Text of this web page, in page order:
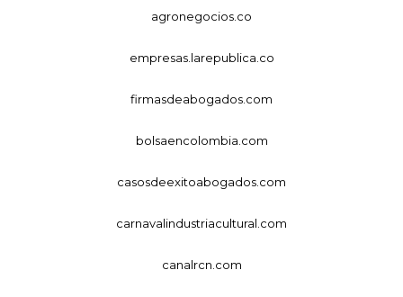
agronegocios.co
empresas.larepublica.co
firmasdeabogados.com
bolsaencolombia.com
casosdeexitoabogados.com
carnavalindustriacultural.com
canalrcn.com